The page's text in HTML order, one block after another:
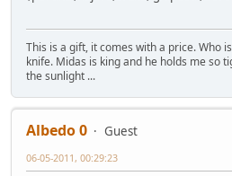
This is a gift, it comes with a price. Who
knife. Midas is king and he holds me so
the sunlight ...
Albedo 0
Guest
06-05-2011, 00:29:23